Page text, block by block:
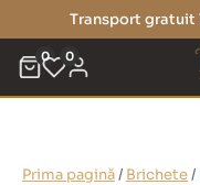
Transport gratuit
0 0
Prima pagină/ Brichete/